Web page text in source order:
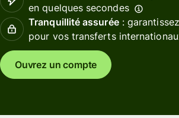
en quelques secondes
Tranquillité assurée:
pour vos transferts
Ouvrez un compte